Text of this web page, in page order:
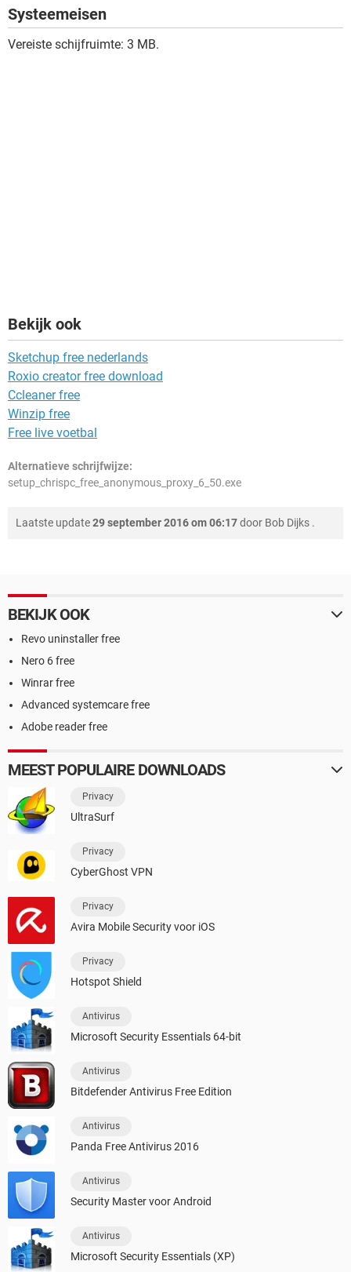
Systeemeisen
Vereiste schijfruimte: 3 MB.
Bekijk ook
Sketchup free nederlands
Roxio creator free download
Ccleaner free
Winzip free
Free live voetbal
Alternatieve schrijfwijze:
setup_chrispc_free_anonymous_proxy_6_50.exe
Laatste update29 september 2016 om 06:17door Bob Dijks .
BEKIJK OOK
Revo uninstaller free
Nero 6 free
Winrar free
Advanced systemcare free
Adobe reader free
MEEST POPULAIRE DOWNLOADS
Privacy
UltraSurf
Privacy
CyberGhost VPN
Privacy
Avira Mobile Security voor iOS
Privacy
Hotspot Shield
Antivirus
Microsoft Security Essentials 64-bit
Antivirus
Bitdefender Antivirus Free Edition
Antivirus
Panda Free Antivirus 2016
Antivirus
Security Master voor Android
Antivirus
Microsoft Security Essentials (XP)